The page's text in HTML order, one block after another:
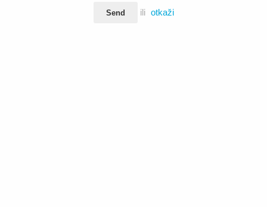
Send ili otkaži